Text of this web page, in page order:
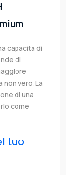
capacità di
di
non vero. La
di una
come
tuo